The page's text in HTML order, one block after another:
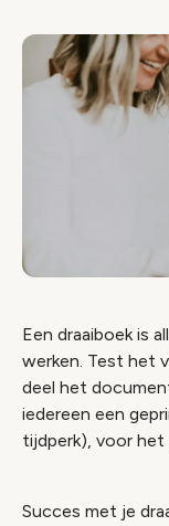
Een draaiboek is
werken. Test het
deel het
iedereen een
tijdperk), voor het
Succes met je